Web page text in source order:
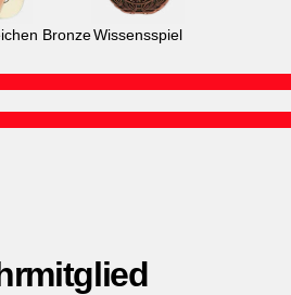
BronzeWissensspiel